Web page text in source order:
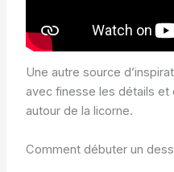
Une autre source
avec finesse les détails et
autour de la licorne.
Comment débuter un